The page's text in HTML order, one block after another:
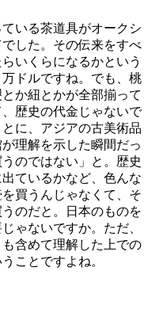
いる茶道具がオークシ
した。その伝来をすべ
いくらになるかという
ドルですね。でも、桃
か紐とかが全部揃って
歴史の代金じゃないで
に、アジアの古美術品
理解を示した瞬間だっ
のではない」と。歴史
ているかなど、色んな
買うんじゃなくて、そ
のだと。日本のものを
ゃないですか。ただ、
含めて理解した上での
ことですよね。